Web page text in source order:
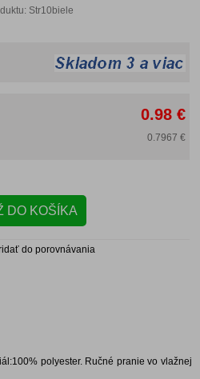
Str10biele
0.98 €
0.7967 €
do porovnávania
polyester. Ručné pranie vo vlažnej